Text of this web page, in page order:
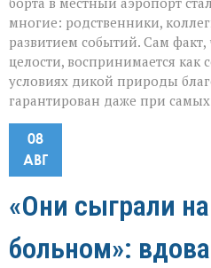
многие: родственники,
развитием событий. Сам
целости, воспринимается как
условиях дикой природы
гарантирован даже при
08
АВГ
«Они сыграли
больном»: